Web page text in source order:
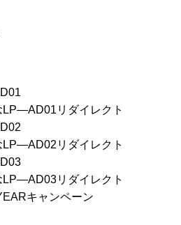
LP―AD01リダイレクト
LP―AD02リダイレクト
LP―AD03リダイレクト
キャンペーン